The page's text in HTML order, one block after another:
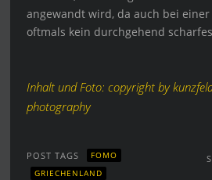
angewandt wird, da auch bei
oftmals kein durchgehend
Inhalt und Foto: copyright by
photography
POST TAGS
FOMO
GRIECHENLAND